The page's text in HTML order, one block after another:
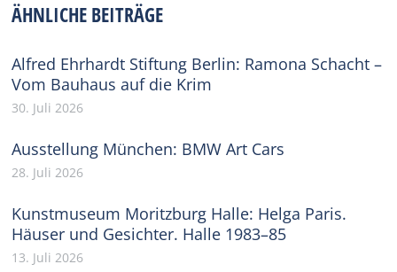
ÄHNLICHE BEITRÄGE
Alfred Ehrhardt Stiftung Berlin: Ramona Schacht –
Vom Bauhaus auf die Krim
30. Juli 2026
Ausstellung München: BMW Art Cars
28. Juli 2026
Kunstmuseum Moritzburg Halle: Helga Paris.
Häuser und Gesichter. Halle 1983–85
13. Juli 2026